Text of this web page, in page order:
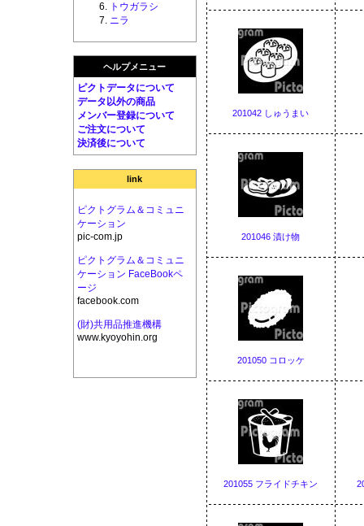
トウガラシ
ニラ
ヘルプメニュー
ピクトデータについて
データ以外の商品
メンバー登録について
ご注文について
決済後について
link
ピクトグラム＆コミュニ
ケーション
pic-com.jp
ピクトグラム＆コミュニ
ケーション FaceBookペ
ージ
facebook.com
(財)共用品推進機構
www.kyoyohin.org
201042 しゅうまい
201046 漬け物
201050 コロッケ
201055 フライドチキン